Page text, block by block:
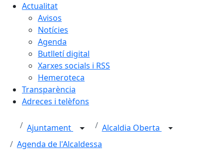
Actualitat
Avisos
Notícies
Agenda
Butlletí digital
Xarxes socials i RSS
Hemeroteca
Transparència
Adreces i telèfons
Ajuntament
Alcaldia Oberta
Agenda de l'Alcaldessa